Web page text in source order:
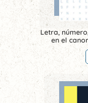
Letra,
en el